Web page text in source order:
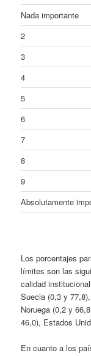
Nada importante
2
3
4
5
6
7
8
9
Absolutamente
Los porcentajes
límites son las
calidad
Suecia (0,3 y
Noruega (0,2 y
46,0), Estados
En cuanto a los